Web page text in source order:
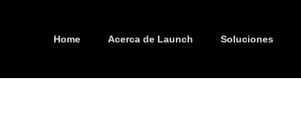
Home Acerca de Launch Soluciones